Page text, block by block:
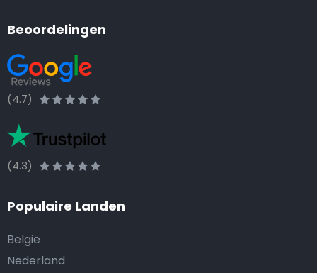
Beoordelingen
(4.7)
(4.3)
Populaire Landen
België
Nederland